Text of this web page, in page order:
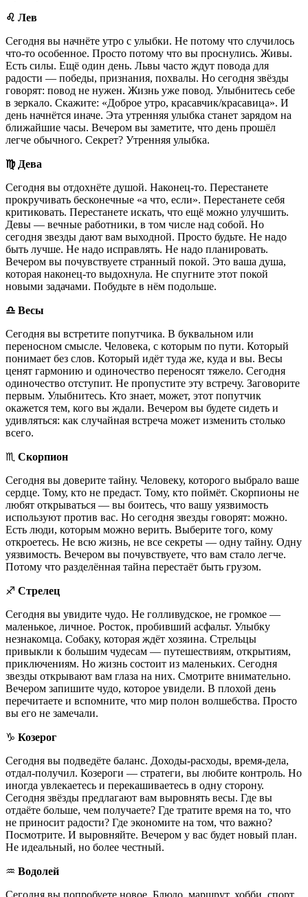
♌️ Лев
Сегодня вы начнёте утро с улыбки. Не потому что случилось
что-то особенное. Просто потому что вы проснулись. Живы.
Есть силы. Ещё один день. Львы часто ждут повода для
радости — победы, признания, похвалы. Но сегодня звёзды
говорят: повод не нужен. Жизнь уже повод. Улыбнитесь себе
в зеркало. Скажите: «Доброе утро, красавчик/красавица». И
день начнётся иначе. Эта утренняя улыбка станет зарядом на
ближайшие часы. Вечером вы заметите, что день прошёл
легче обычного. Секрет? Утренняя улыбка.
♍️ Дева
Сегодня вы отдохнёте душой. Наконец-то. Перестанете
прокручивать бесконечные «а что, если». Перестанете себя
критиковать. Перестанете искать, что ещё можно улучшить.
Девы — вечные работники, в том числе над собой. Но
сегодня звезды дают вам выходной. Просто будьте. Не надо
быть лучше. Не надо исправлять. Не надо планировать.
Вечером вы почувствуете странный покой. Это ваша душа,
которая наконец-то выдохнула. Не спугните этот покой
новыми задачами. Побудьте в нём подольше.
♎️ Весы
Сегодня вы встретите попутчика. В буквальном или
переносном смысле. Человека, с которым по пути. Который
понимает без слов. Который идёт туда же, куда и вы. Весы
ценят гармонию и одиночество переносят тяжело. Сегодня
одиночество отступит. Не пропустите эту встречу. Заговорите
первым. Улыбнитесь. Кто знает, может, этот попутчик
окажется тем, кого вы ждали. Вечером вы будете сидеть и
удивляться: как случайная встреча может изменить столько
всего.
♏️ Скорпион
Сегодня вы доверите тайну. Человеку, которого выбрало ваше
сердце. Тому, кто не предаст. Тому, кто поймёт. Скорпионы не
любят открываться — вы боитесь, что вашу уязвимость
используют против вас. Но сегодня звезды говорят: можно.
Есть люди, которым можно верить. Выберите того, кому
откроетесь. Не всю жизнь, не все секреты — одну тайну. Одну
уязвимость. Вечером вы почувствуете, что вам стало легче.
Потому что разделённая тайна перестаёт быть грузом.
♐️ Стрелец
Сегодня вы увидите чудо. Не голливудское, не громкое —
маленькое, личное. Росток, пробивший асфальт. Улыбку
незнакомца. Собаку, которая ждёт хозяина. Стрельцы
привыкли к большим чудесам — путешествиям, открытиям,
приключениям. Но жизнь состоит из маленьких. Сегодня
звезды открывают вам глаза на них. Смотрите внимательно.
Вечером запишите чудо, которое увидели. В плохой день
перечитаете и вспомните, что мир полон волшебства. Просто
вы его не замечали.
♑️ Козерог
Сегодня вы подведёте баланс. Доходы-расходы, время-дела,
отдал-получил. Козероги — стратеги, вы любите контроль. Но
иногда увлекаетесь и перекашиваетесь в одну сторону.
Сегодня звёзды предлагают вам выровнять весы. Где вы
отдаёте больше, чем получаете? Где тратите время на то, что
не приносит радости? Где экономите на том, что важно?
Посмотрите. И выровняйте. Вечером у вас будет новый план.
Не идеальный, но более честный.
♒️ Водолей
Сегодня вы попробуете новое. Блюдо, маршрут, хобби, спорт.